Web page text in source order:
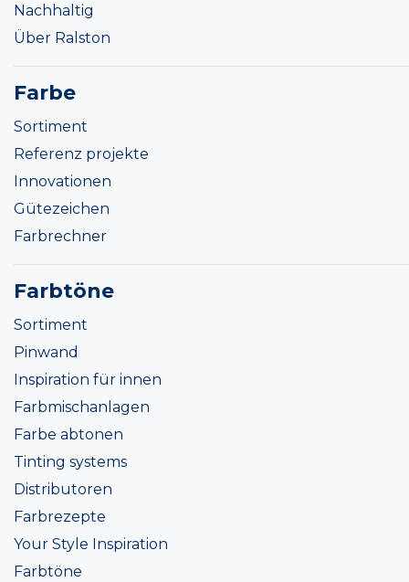
Nachhaltig
Über Ralston
Farbe
Sortiment
Referenz projekte
Innovationen
Gütezeichen
Farbrechner
Farbtöne
Sortiment
Pinwand
Inspiration für innen
Farbmischanlagen
Farbe abtonen
Tinting systems
Distributoren
Farbrezepte
Your Style Inspiration
Farbtöne